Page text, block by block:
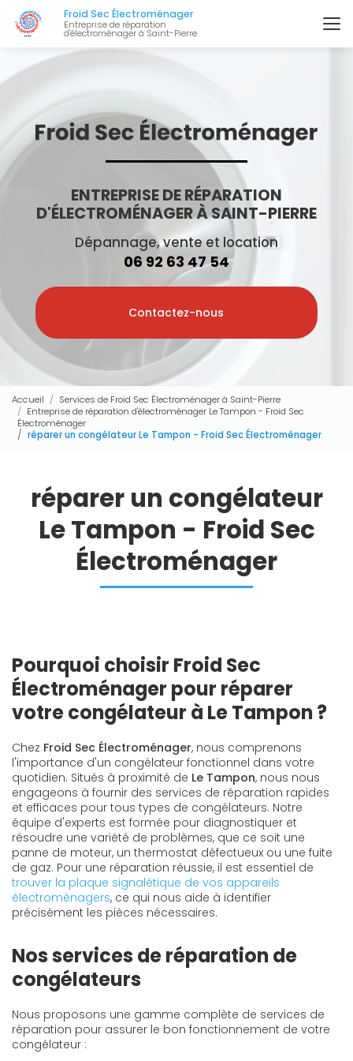
contenu
Froid Sec Électroménager
Entreprise de réparation
d'électroménager à Saint-Pierre
ENTREPRISE DE RÉPARATION
D'ÉLECTROMÉNAGER À SAINT-PIERRE
Dépannage, vente et location
06 92 63 47 54
Contactez-nous
Accueil
Services de Froid Sec Électroménager à Saint-Pierre
Entreprise de réparation d'électroménager Le Tampon - Froid Sec
Électroménager
réparer un congélateur Le Tampon - Froid Sec Électroménager
réparer un congélateur
Le Tampon - Froid Sec
Électroménager
Pourquoi choisir Froid Sec
Électroménager pour réparer
votre congélateur à Le Tampon ?
Chez Froid Sec Électroménager, nous comprenons
l'importance d'un congélateur fonctionnel dans votre
quotidien. Situés à proximité de Le Tampon, nous nous
engageons à fournir des services de réparation rapides
et efficaces pour tous types de congélateurs. Notre
équipe d'experts est formée pour diagnostiquer et
résoudre une variété de problèmes, que ce soit une
panne de moteur, un thermostat défectueux ou une fuite
de gaz. Pour une réparation réussie, il est essentiel de
trouver la plaque signalétique de vos appareils
électroménagers, ce qui nous aide à identifier
précisément les pièces nécessaires.
Nos services de réparation de
congélateurs
Nous proposons une gamme complète de services de
réparation pour assurer le bon fonctionnement de votre
congélateur :